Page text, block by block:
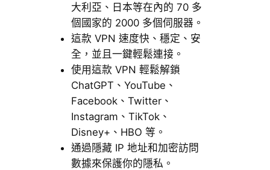
大利亞、日本等在內的 70 多
個國家的 2000 多個伺服器。
這款 VPN 速度快、穩定、安
全，並且一鍵輕鬆連接。
使用這款 VPN 輕鬆解鎖
ChatGPT、YouTube、
Facebook、Twitter、
Instagram、TikTok、
Disney+、HBO 等。
通過隱藏 IP 地址和加密訪問
數據來保護你的隱私。